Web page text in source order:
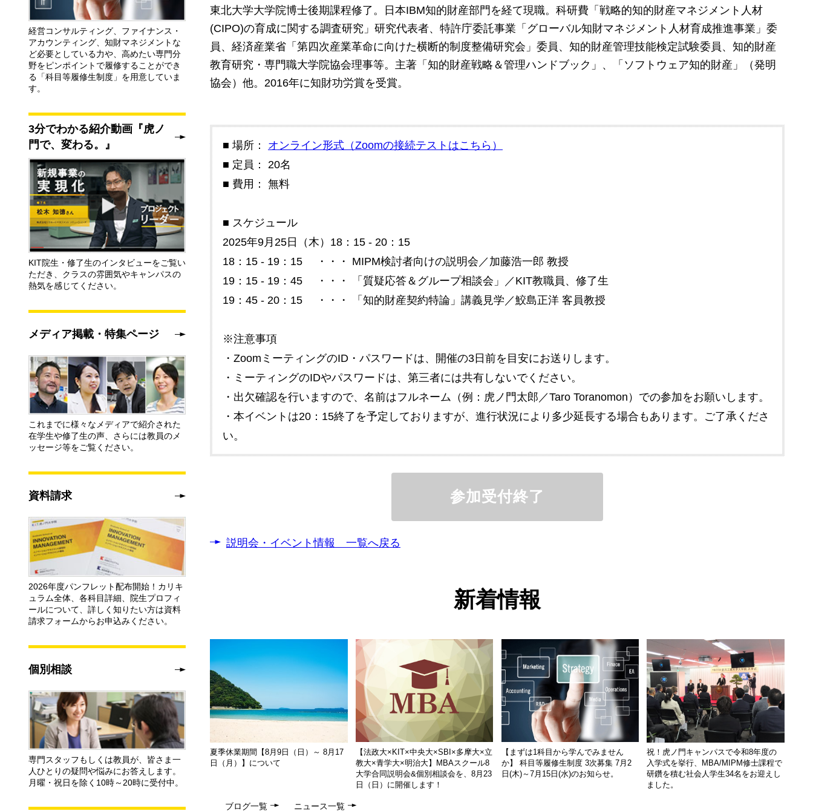
東北大学大学院博士後期課程修了。日本IBM知的財産部門を経て現職。科研費「戦略的知的財産マネジメント人材
(CIPO)の育成に関する調査研究」研究代表者、特許庁委託事業「グローバル知財マネジメント人材育成推進事業」委
員、経済産業省「第四次産業革命に向けた横断的制度整備研究会」委員、知的財産管理技能検定試験委員、知的財産
教育研究・専門職大学院協会理事等。主著「知的財産戦略＆管理ハンドブック」、「ソフトウェア知的財産」（発明
協会）他。2016年に知財功労賞を受賞。
■ 場所： オンライン形式（Zoomの接続テストはこちら）
■ 定員： 20名
■ 費用： 無料
■ スケジュール
2025年9月25日（木）18：15 - 20：15
18：15 - 19：15 ・・・ MIPM検討者向けの説明会／加藤浩一郎 教授
19：15 - 19：45 ・・・ 「質疑応答＆グループ相談会」／KIT教職員、修了生
19：45 - 20：15 ・・・ 「知的財産契約特論」講義見学／鮫島正洋 客員教授
※注意事項
・ZoomミーティングのID・パスワードは、開催の3日前を目安にお送りします。
・ミーティングのIDやパスワードは、第三者には共有しないでください。
・出欠確認を行いますので、名前はフルネーム（例：虎ノ門太郎／Taro Toranomon）での参加をお願いします。
・本イベントは20：15終了を予定しておりますが、進行状況により多少延長する場合もあります。ご了承くださ
い。
参加受付終了
説明会・イベント情報 一覧へ戻る
新着情報
夏季休業期間【8月9日（日）～ 8月17
日（月）】について
【法政大×KIT×中央大×SBI×多摩大×立
教大×青学大×明治大】MBAスクール8
大学合同説明会&個別相談会を、8月23
日（日）に開催します！
【まずは1科目から学んでみません
か】 科目等履修生制度 3次募集 7月2
日(木)～7月15日(水)のお知らせ。
祝！虎ノ門キャンパスで令和8年度の
入学式を挙行、MBA/MIPM修士課程で
研鑽を積む社会人学生34名をお迎えし
ました。
ブログ一覧 ニュース一覧
経営コンサルティング、ファイナンス・
アカウンティング、知財マネジメントな
ど必要としている力や、高めたい専門分
野をピンポイントで履修することができ
る「科目等履修生制度」を用意していま
す。
3分でわかる紹介動画『虎ノ
門で、変わる。』
KIT院生・修了生のインタビューをご覧い
ただき、クラスの雰囲気やキャンパスの
熱気を感じてください。
メディア掲載・特集ページ
これまでに様々なメディアで紹介された
在学生や修了生の声、さらには教員のメ
ッセージ等をご覧ください。
資料請求
2026年度パンフレット配布開始！カリキ
ュラム全体、各科目詳細、院生プロフィ
ールについて、詳しく知りたい方は資料
請求フォームからお申込みください。
個別相談
専門スタッフもしくは教員が、皆さま一
人ひとりの疑問や悩みにお答えします。
月曜・祝日を除く10時～20時に受付中。